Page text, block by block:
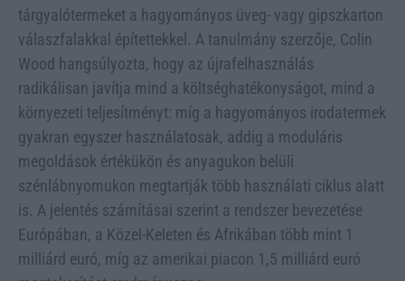
tárgyalótermeket a hagyományos üveg- vagy gipszkarton
válaszfalakkal építettekkel. A tanulmány szerzője, Colin
Wood hangsúlyozta, hogy az újrafelhasználás
radikálisan javítja mind a költséghatékonyságot, mind a
környezeti teljesítményt: míg a hagyományos irodatermek
gyakran egyszer használatosak, addig a moduláris
megoldások értékükön és anyagukon belüli
szénlábnyomukon megtartják több használati ciklus alatt
is. A jelentés számításai szerint a rendszer bevezetése
Európában, a Közel-Keleten és Afrikában több mint 1
milliárd euró, míg az amerikai piacon 1,5 milliárd euró